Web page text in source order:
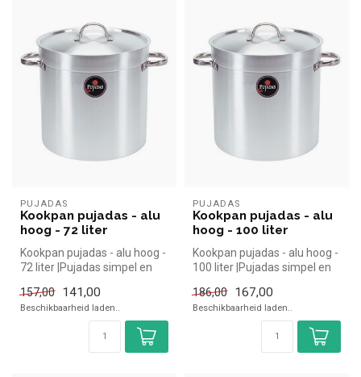
PUJADAS
Kookpan pujadas - alu
hoog - 72 liter
Kookpan pujadas - alu hoog -
72 liter |Pujadas simpel en
157,00
141,00
Beschikbaarheid laden..
PUJADAS
Kookpan pujadas - alu
hoog - 100 liter
Kookpan pujadas - alu hoog -
100 liter |Pujadas simpel en
186,00
167,00
Beschikbaarheid laden..